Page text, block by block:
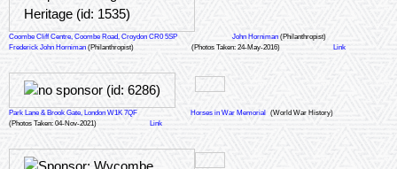
Coombe Cliff Centre, Coombe Road, Croydon CR0 5SP John Horniman (Philanthropist)
Frederick John Horniman (Philanthropist) (Photos Taken: 24-May-2016) Link
Park Lane & Brook Gate, London W1K 7QF Horses in War Memorial
(World War History)
(Photos Taken: 04-Nov-2021)
Link